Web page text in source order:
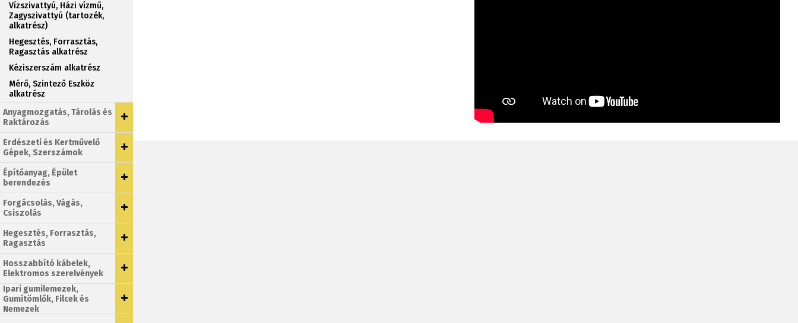
Vízszivattyú, Házi vízmű,
Zagyszivattyú (tartozék,
alkatrész)
Hegesztés, Forrasztás,
Ragasztás alkatrész
Kéziszerszám alkatrész
Mérő, Szintező Eszköz
alkatrész
Anyagmozgatás, Tárolás és
Raktározás
Erdészeti és Kertművelő
Gépek, Szerszámok
Építőanyag, Épület
berendezés
Forgácsolás, Vágás,
Csiszolás
Hegesztés, Forrasztás,
Ragasztás
Hosszabbító kábelek,
Elektromos szerelvények
Ipari gumilemezek,
Gumitömlők, Filcek és
Nemezek